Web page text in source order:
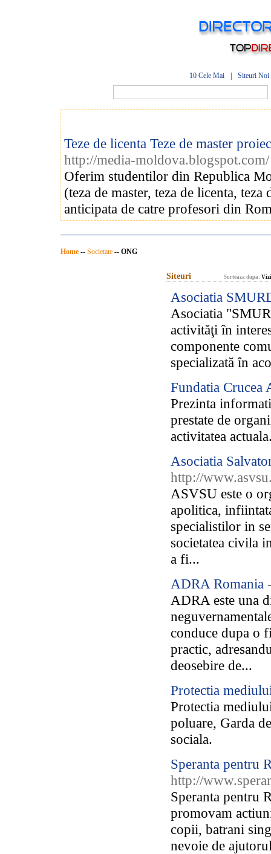
10 Cele Mai Siteuri Noi
Teze de licenta Teze de master
http://media-moldova.blogspot.com/
Oferim studentilor din Republica
(teza de master, teza de licenta,
anticipata de catre profesori din
Home -- Societate -- ONG
Siteuri Sorteaza dupa:
Asociatia
Asociatia
activităţi în
componente
specializată în
Fundatia Crucea
Prezinta
prestate de
activitatea
Asociatia
http://
ASVSU este o
apolitica,
specialistilor in
societatea civila
a fi...
ADRA Romania
ADRA este una
conduce dupa o
practic,
deosebire de...
Protectia
Protectia
poluare, Garda
sociala.
Speranta pentru
http://
Speranta pentru
promovam
copii, batrani
nevoie de